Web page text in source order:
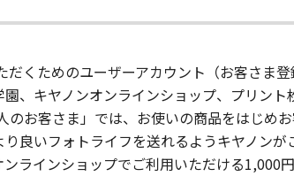
だくためのユーザーアカウント（お客さま
、キヤノンオンラインショップ、プリン
お客さま」では、お使いの商品をはじめ
良いフォトライフを送れるようキヤノン
ラインショップでご利用いただける1,000